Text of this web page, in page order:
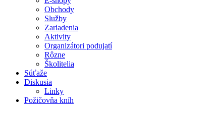
Obchody
Služby
Zariadenia
Aktivity
Organizátori podujatí
Rôzne
Školitelia
Súťaže
Diskusia
Linky
Požičovňa kníh